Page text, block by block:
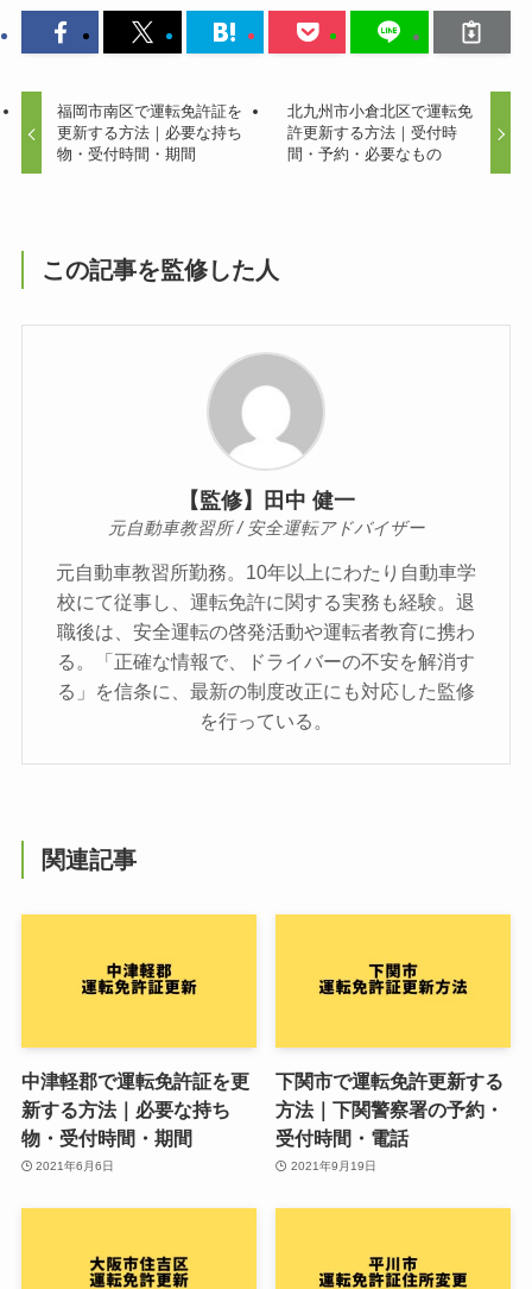
福岡市南区で運転免許証を
更新する方法｜必要な持ち
物・受付時間・期間
北九州市小倉北区で運転免
許更新する方法｜受付時
間・予約・必要なもの
この記事を監修した人
【監修】田中 健一
元自動車教習所 / 安全運転アドバイザー
元自動車教習所勤務。10年以上にわたり自動車学
校にて従事し、運転免許に関する実務も経験。退
職後は、安全運転の啓発活動や運転者教育に携わ
る。「正確な情報で、ドライバーの不安を解消す
る」を信条に、最新の制度改正にも対応した監修
を行っている。
関連記事
中津軽郡で運転免許証を更
新する方法｜必要な持ち
物・受付時間・期間
2021年6月6日
下関市で運転免許更新する
方法｜下関警察署の予約・
受付時間・電話
2021年9月19日